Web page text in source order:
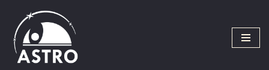
Saltar
al
contenido